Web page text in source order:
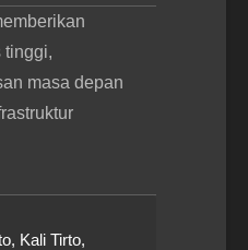
tinggi,
masa depan
Kali Tirto,